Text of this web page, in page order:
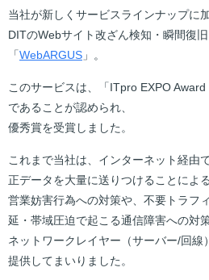
当社が新しくサービスラインナップに
DITのWebサイト改ざん検知・瞬間復
「WebARGUS 」。
このサービスは、「ITpro EXPO
であることが認められ、
優秀賞を受賞しました。
これまで当社は、インターネット経由
正データを大量に送りつけることによる
営業妨害行為への対策や、不要トラフ
延・帯域圧迫で起こる通信障害への対策
ネットワークレイヤー（サーバー/回線
提供してまいりました。